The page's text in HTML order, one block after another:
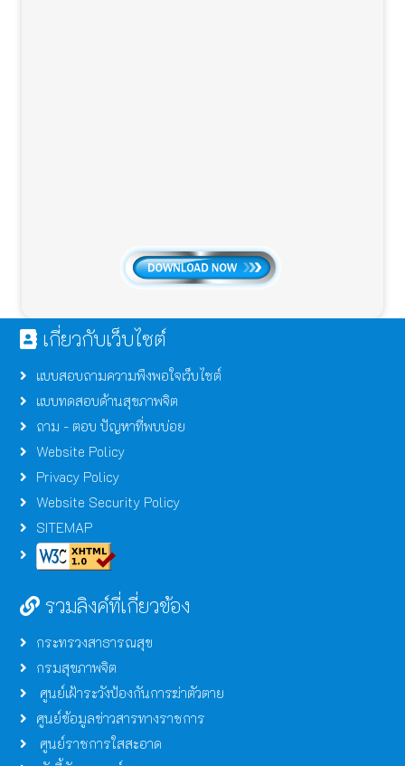
เกี่ยวกับเว็บไซต์
แบบสอบถามความพึงพอใจเว็บไซต์
แบบทดสอบด้านสุขภาพจิต
ถาม - ตอบ ปัญหาที่พบบ่อย
Website Policy
Privacy Policy
Website Security Policy
SITEMAP
รวมลิงค์ที่เกี่ยวข้อง
กระทรวงสาธารณสุข
กรมสุขภาพจิต
ศูนย์เฝ้าระวังป้องกันการฆ่าตัวตาย
ศูนย์ข้อมูลข่าวสารทางราชการ
ศูนย์ราชการใสสะอาด